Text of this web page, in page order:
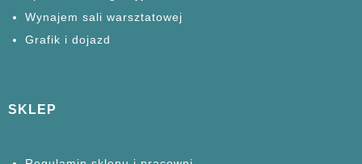
Wynajem sali warsztatowej
Grafik i dojazd
SKLEP